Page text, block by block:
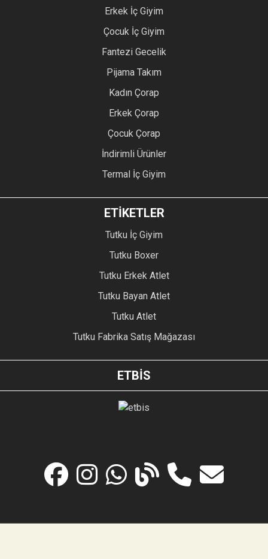
Erkek İç Giyim
Çocuk İç Giyim
Fantezi Gecelik
Pijama Takım
Kadın Çorap
Erkek Çorap
Çocuk Çorap
İndirimli Ürünler
Termal İç Giyim
ETİKETLER
Tutku İç Giyim
Tutku Boxer
Tutku Erkek Atlet
Tutku Bayan Atlet
Tutku Atlet
Tutku Fabrika Satış Mağazası
ETBİS